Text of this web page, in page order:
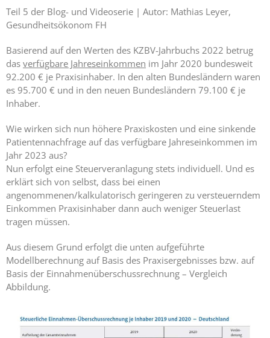
Teil 5 der Blog- und Videoserie | Autor: Mathias Leyer,
Gesundheitsökonom FH
Basierend auf den Werten des KZBV-Jahrbuchs 2022 betrug
das verfügbare Jahreseinkommen im Jahr 2020 bundesweit
92.200 € je Praxisinhaber. In den alten Bundesländern waren
es 95.700 € und in den neuen Bundesländern 79.100 € je
Inhaber.
Wie wirken sich nun höhere Praxiskosten und eine sinkende
Patientennachfrage auf das verfügbare Jahreseinkommen im
Jahr 2023 aus?
Nun erfolgt eine Steuerveranlagung stets individuell. Und es
erklärt sich von selbst, dass bei einen
angenommenen/kalkulatorisch geringeren zu versteuerndem
Einkommen Praxisinhaber dann auch weniger Steuerlast
tragen müssen.
Aus diesem Grund erfolgt die unten aufgeführte
Modellberechnung auf Basis des Praxisergebnisses bzw. auf
Basis der Einnahmenüberschussrechnung – Vergleich
Abbildung.
Konzept
Expertise 3 –
Z-MVZ
Positionierung
Expertise 4
Personal-
Management
und
angestellter
Zahnärzte
im Z-MVZ
Seminare
Blog